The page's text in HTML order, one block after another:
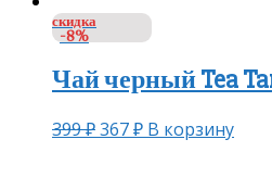
скидка
-8%
Чай черный Tea
399₽367₽ В корзину